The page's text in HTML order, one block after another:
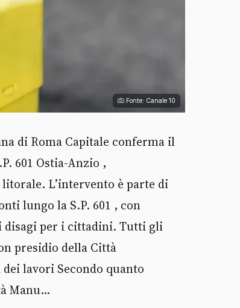
Fonte: Canale 10
di Roma Capitale conferma il
601 Ostia-Anzio ,
L’intervento è parte di
lungo la S.P. 601 , con
disagi per i cittadini. Tutti gli
presidio della Città
lavori Secondo quanto
Manu...